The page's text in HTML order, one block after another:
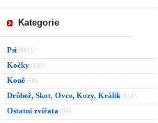
Kategorie
Psi (881)
Kočky (139)
Koně (50)
Drůbež, Skot, Ovce, Kozy, Králík (151)
Ostatní zvířata (94)